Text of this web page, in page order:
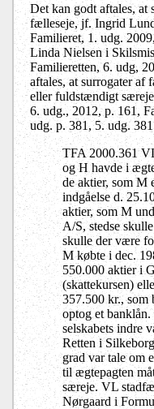
Det kan godt aftales,
fælleseje, jf. Ingrid
Familieret, 1. udg.
Linda Nielsen i
Familieretten, 6. udg,
aftales, at surrogater af
eller fuldstændigt
6. udg., 2012, p. 161,
udg. p. 381, 5. udg.
TFA 2000.361
og H havde i
de aktier, som M
indgåelse d.
aktier, som M
A/S, stedse
skulle der være
M købte i dec.
550.000 aktier i
(skattekursen)
357.500 kr., som
optog et
selskabets indre
Retten i
grad var tale om
til ægtepagten
særeje. VL
Nørgaard i